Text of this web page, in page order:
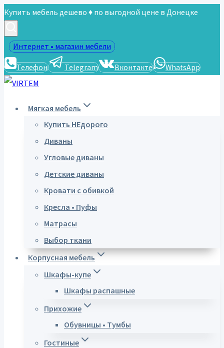
Перейти
содержимому
Купить мебель дешево ♦ по выгодной цене в Донецке
Интернет • магазин мебели
Телефон Telegram Вконтакте WhatsApp
Мягкая мебель
Купить НЕдорого
Диваны
Угловые диваны
Детские диваны
Кровати с обивкой
Кресла • Пуфы
Матрасы
Выбор ткани
Корпусная мебель
Шкафы-купе
Шкафы распашные
Прихожие
Обувницы • Тумбы
Гостиные